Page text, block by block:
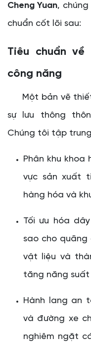
Cheng Yuan,
chuẩn cốt lõi sau:
Tiêu chuẩn
công năng
Một bản vẽ thiết
sự lưu thông
Chúng tôi tập
Phân khu khoa
vực sản xuất
hàng hóa và
Tối ưu hóa
sao cho quãng
vật liệu và
tăng năng
Hành lang an
và đường xe
nghiêm ngặt